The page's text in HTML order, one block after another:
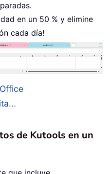
en un 50 % y elimine
cada día!
de Kutools en un